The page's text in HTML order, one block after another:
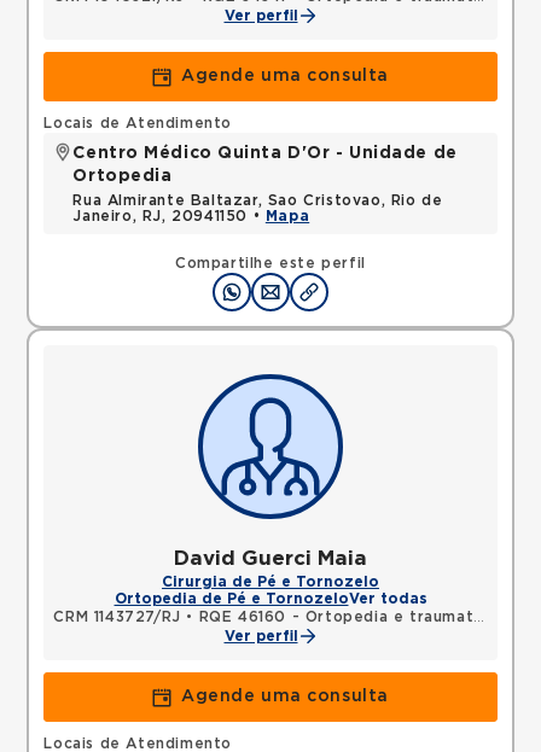
Ver perfil
Agende uma consulta
Compartilhe este perfil
Locais de Atendimento
Centro Médico Quinta D'Or - Unidade de
Ortopedia
Rua Almirante Baltazar, Sao Cristovao, Rio de
Janeiro, RJ, 20941150 •
Mapa
David Guerci Maia
Cirurgia de Pé e Tornozelo
Ortopedia de Pé e TornozeloVer todas
CRM 1143727/RJ •
RQE 46160 - Ortopedia e traumatologia
Ver perfil
Agende uma consulta
Locais de Atendimento